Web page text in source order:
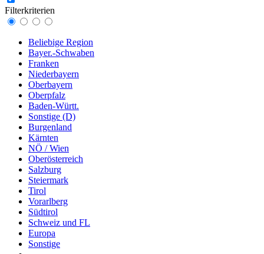
Filterkriterien
Beliebige Region
Bayer.-Schwaben
Franken
Niederbayern
Oberbayern
Oberpfalz
Baden-Württ.
Sonstige (D)
Burgenland
Kärnten
NÖ / Wien
Oberösterreich
Salzburg
Steiermark
Tirol
Vorarlberg
Südtirol
Schweiz und FL
Europa
Sonstige